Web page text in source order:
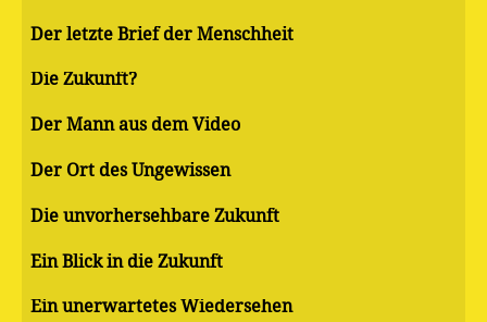
Der letzte Brief der Menschheit
Die Zukunft?
Der Mann aus dem Video
Der Ort des Ungewissen
Die unvorhersehbare Zukunft
Ein Blick in die Zukunft
Ein unerwartetes Wiedersehen